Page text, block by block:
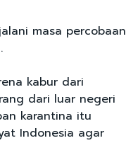
masa percobaan
kabur dari
dari luar negeri
karantina itu
Indonesia agar